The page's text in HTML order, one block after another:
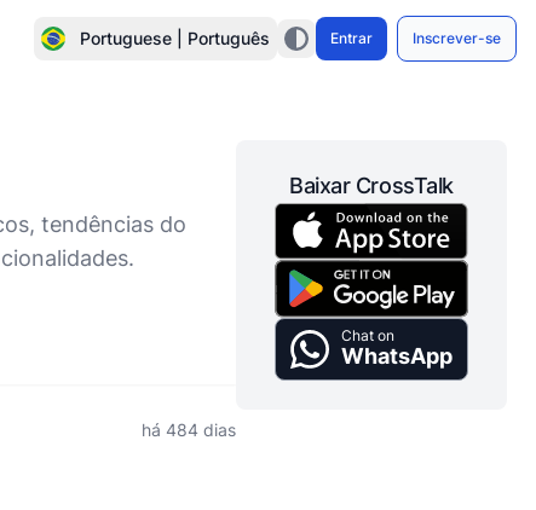
Portuguese | Português Entrar Inscrever-se
tendências do
há 484 dias
Baixar CrossTalk
Chat on
WhatsApp